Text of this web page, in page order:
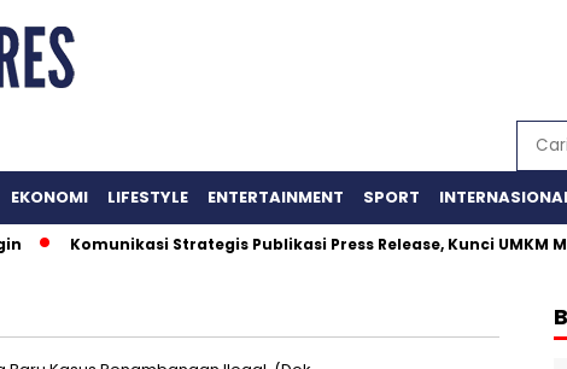
EKONOMI LIFESTYLE ENTERTAINMENT SPORT
Komunikasi Strategis Publikasi Press Release, Kunci UMKM